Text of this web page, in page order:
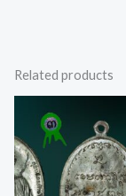
Related products